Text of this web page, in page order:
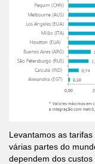
Levantamos as
várias partes do
dependem dos